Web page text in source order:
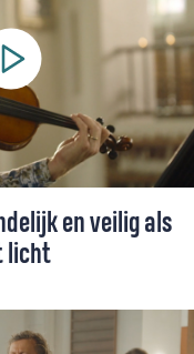
In dit artikel licht
van tekst in dit
lied toe.
en veilig als
licht
door Lejony (+